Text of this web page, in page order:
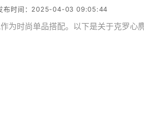
布时间：2025-04-03 09:05:44
时尚单品搭配。以下是关于克罗心